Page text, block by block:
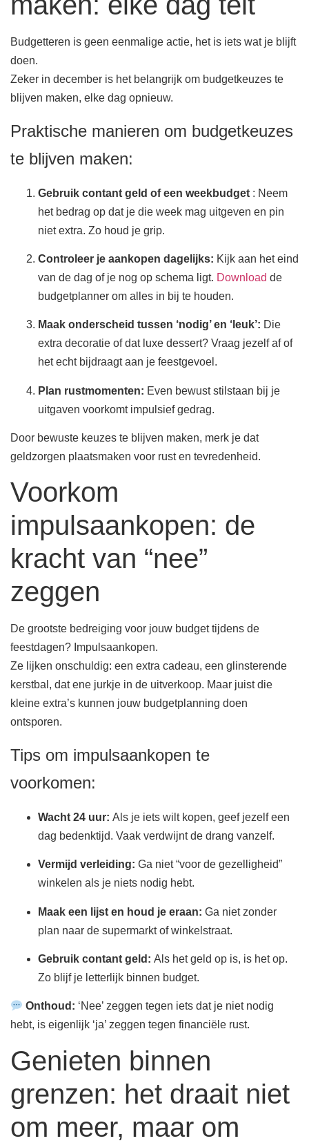
Budgetteren is geen eenmalige actie, het is iets wat je blijft
doen.
Zeker in december is het belangrijk om budgetkeuzes te
blijven maken, elke dag opnieuw.
Praktische manieren om budgetkeuzes
te blijven maken:
Gebruik contant geld of een weekbudget : Neem
het bedrag op dat je die week mag uitgeven en pin
niet extra. Zo houd je grip.
Controleer je aankopen dagelijks: Kijk aan het eind
van de dag of je nog op schema ligt. Download de
budgetplanner om alles in bij te houden.
Maak onderscheid tussen ‘nodig’ en ‘leuk’: Die
extra decoratie of dat luxe dessert? Vraag jezelf af of
het echt bijdraagt aan je feestgevoel.
Plan rustmomenten: Even bewust stilstaan bij je
uitgaven voorkomt impulsief gedrag.
Door bewuste keuzes te blijven maken, merk je dat
geldzorgen plaatsmaken voor rust en tevredenheid.
Voorkom
impulsaankopen: de
kracht van “nee”
zeggen
De grootste bedreiging voor jouw budget tijdens de
feestdagen? Impulsaankopen.
Ze lijken onschuldig: een extra cadeau, een glinsterende
kerstbal, dat ene jurkje in de uitverkoop. Maar juist die
kleine extra’s kunnen jouw budgetplanning doen
ontsporen.
Tips om impulsaankopen te
voorkomen:
Wacht 24 uur: Als je iets wilt kopen, geef jezelf een
dag bedenktijd. Vaak verdwijnt de drang vanzelf.
Vermijd verleiding: Ga niet “voor de gezelligheid”
winkelen als je niets nodig hebt.
Maak een lijst en houd je eraan: Ga niet zonder
plan naar de supermarkt of winkelstraat.
Gebruik contant geld: Als het geld op is, is het op.
Zo blijf je letterlijk binnen budget.
Onthoud: ‘Nee’ zeggen tegen iets dat je niet nodig
hebt, is eigenlijk ‘ja’ zeggen tegen financiële rust.
Genieten binnen
grenzen: het draait niet
om meer, maar om